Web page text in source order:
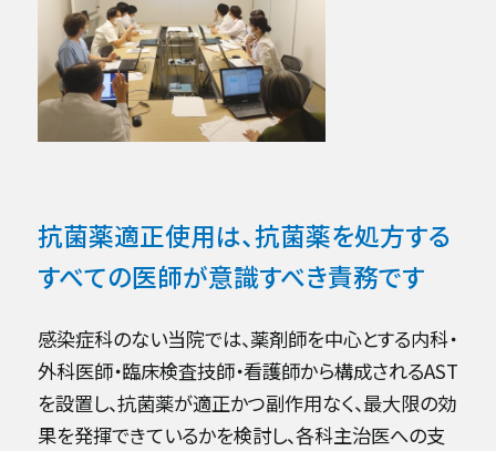
病理診断科
集中治療部
健診センター
人工透析センター
ロボット手術センター
抗菌薬適正使用は、抗菌薬を処方する
すべての医師が意識すべき責務です
感染症科のない当院では、薬剤師を中心とする内科・
外科医師・臨床検査技師・看護師から構成されるAST
を設置し、抗菌薬が適正かつ副作用なく、最大限の効
果を発揮できているかを検討し、各科主治医への支